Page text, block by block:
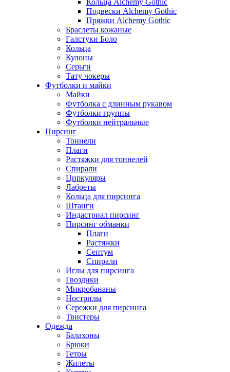
Подвески Alchemy Gothic
Пряжки Alchemy Gothic
Браслеты кожаные
Галстуки Боло
Кольца
Кулоны
Серьги
Тату чокеры
Футболки и майки
Майки
Футболка с длинным рукавом
Футболки группы
Футболки нейтральные
Пирсинг
Тоннели
Плаги
Растяжки для тоннелей
Спирали
Циркуляры
Лабреты
Кольца для пирсинга
Штанги
Индастриал пирсинг
Пирсинг обманки
Плаги
Растяжки
Септум
Спирали
Иглы для пирсинга
Гвоздики
Микробананы
Нострилы
Сережки для пирсинга
Твистеры
Одежда
Балахоны
Брюки
Гетры
Жилеты